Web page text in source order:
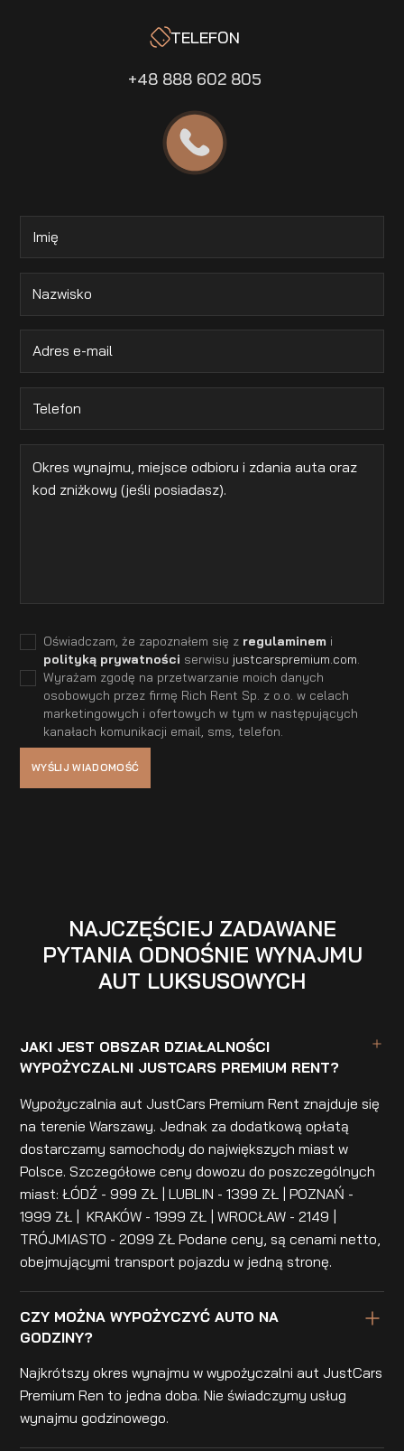
TELEFON
+48 888 602 805
Oświadczam, że zapoznałem się z regulaminemi
polityką prywatności serwisu justcarspremium.com
Wyrażam zgodę na przetwarzanie moich danych
osobowych przez firmę Rich Rent Sp. z o.o. w celach
marketingowych i ofertowych w tym w następujących
kanałach komunikacji email, sms, telefon.
NAJCZĘŚCIEJ ZADAWANE
PYTANIA ODNOŚNIE WYNAJMU
AUT LUKSUSOWYCH
JAKI JEST OBSZAR DZIAŁALNOŚCI
WYPOŻYCZALNI JUSTCARS PREMIUM RENT?
Wypożyczalnia aut JustCars Premium Rent znajduje się
na terenie Warszawy. Jednak za dodatkową opłatą
dostarczamy samochody do największych miast w
Polsce. Szczegółowe ceny dowozu do poszczególnych
miast: ŁÓDŹ - 999 ZŁ | LUBLIN - 1399 ZŁ | POZNAŃ -
1999 ZŁ | KRAKÓW - 1999 ZŁ | WROCŁAW - 2149 |
TRÓJMIASTO - 2099 ZŁ Podane ceny, są cenami netto,
obejmującymi transport pojazdu w jedną stronę.
CZY MOŻNA WYPOŻYCZYĆ AUTO NA
GODZINY?
Najkrótszy okres wynajmu w wypożyczalni aut JustCars
Premium Ren to jedna doba. Nie świadczymy usług
wynajmu godzinowego.